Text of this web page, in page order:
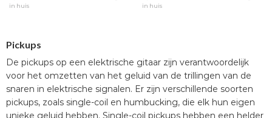
in huis
in huis
Pickups
De pickups op een elektrische gitaar zijn verantwoordelijk
voor het omzetten van het geluid van de trillingen van de
snaren in elektrische signalen. Er zijn verschillende soorten
pickups, zoals single-coil en humbucking, die elk hun eigen
unieke geluid hebben. Single-coil pickups hebben een helder